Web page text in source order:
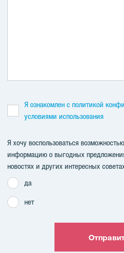
Я ознакомлен с политикой
условиями использования
Я хочу воспользоваться
информацию о выгодных
новостях и других интересных
да
нет